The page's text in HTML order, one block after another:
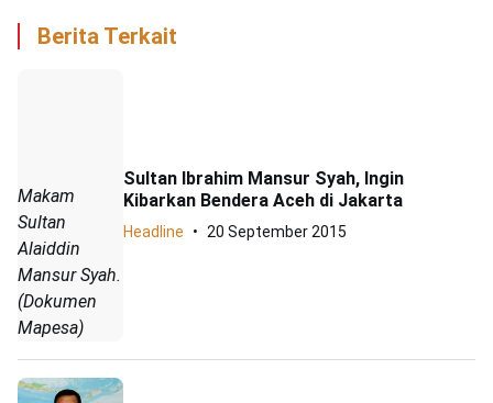
Berita Terkait
Makam
Sultan
Alaiddin
Mansur Syah.
(Dokumen
Mapesa)
Sultan Ibrahim Mansur Syah, Ingin
Kibarkan Bendera Aceh di Jakarta
Headline 20 September 2015